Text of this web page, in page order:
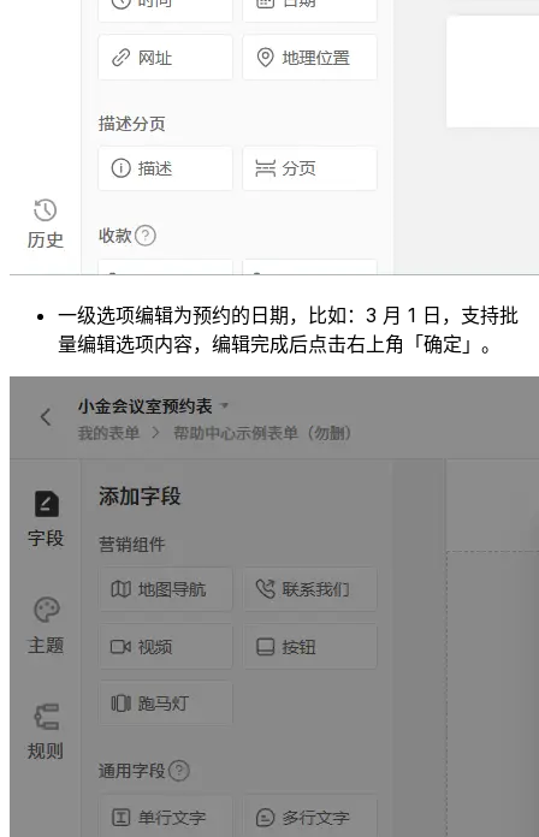
一级选项编辑为预约的日期，比如：3 月 1 日，支持批
量编辑选项内容，编辑完成后点击右上角「确定」。